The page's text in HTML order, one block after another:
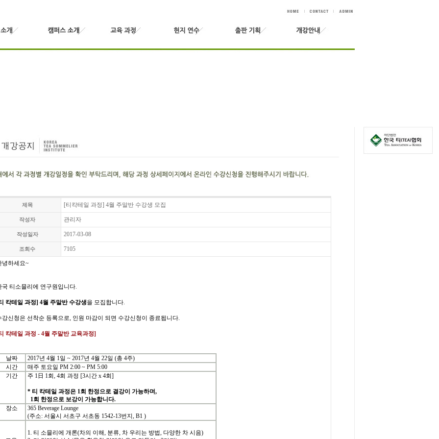
제목 [티칵테일 과정] 4월 주말반 수강생 모집
작성자 관리자
작성일자 2017-03-08
조회수 7105
녕하세요~
국 티소믈리에 연구원입니다.
칵테일 과정] 4월 주말반 수강생을 모집합니다.
강신청은 선착순 등록으로, 인원 마감이 되면 수강신청이 종료됩니다.
칵테일 과정 - 4월 주말반 교육과정]
날짜
2017년 4월 1일 ~ 2017년 4월 22일 (총 4주)
시간
매주 토요일 PM 2:00 ~ PM 5:00
기간
주 1日 1회 , 4회 과정 [3시간 x 4회 ]
* 티 칵테일 과정은 1회 한정으로 결강이 가능하며,
1회 한정으로 보강이 가능합니다.
장소
365 Beverage Lounge
(주소: 서울시 서초구 서초동 1542-13번지, B1 )
1. 티 소믈리에 개론(차의 이해, 분류, 차 우리는 방법, 다양한 차 시음)